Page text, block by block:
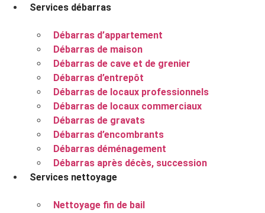
Services débarras
Débarras d’appartement
Débarras de maison
Débarras de cave et de grenier
Débarras d’entrepôt
Débarras de locaux professionnels
Débarras de locaux commerciaux
Débarras de gravats
Débarras d’encombrants
Débarras déménagement
Débarras après décès, succession
Services nettoyage
Nettoyage fin de bail